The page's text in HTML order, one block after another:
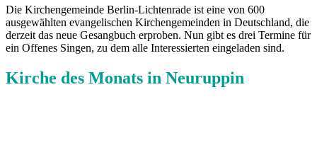
Die Kirchengemeinde Berlin-Lichtenrade ist eine von 600
ausgewählten evangelischen Kirchengemeinden in Deutschland, die
derzeit das neue Gesangbuch er­proben. Nun gibt es drei Termine für
ein Offenes Singen, zu dem alle Interessierten eingeladen sind.
Kirche des Monats in Neuruppin